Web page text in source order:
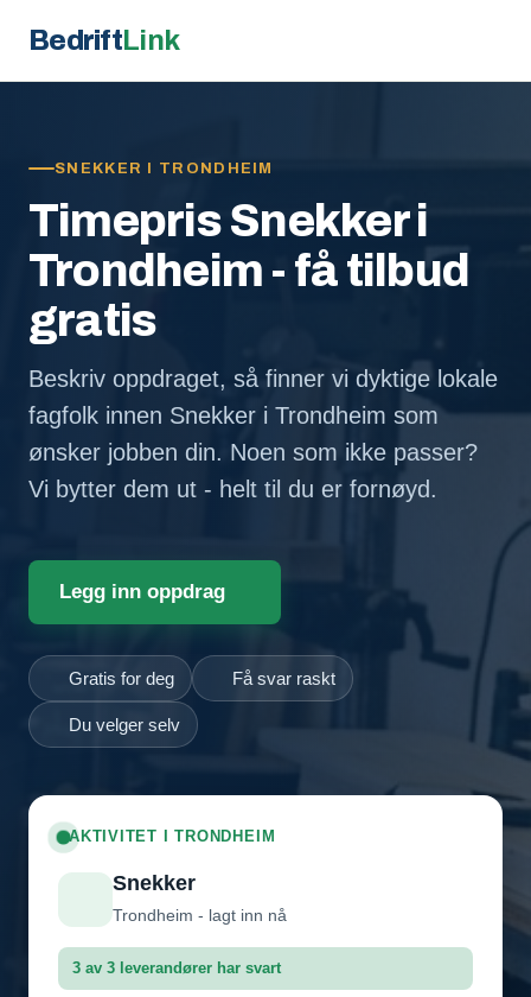
BedriftLink
SNEKKER I TRONDHEIM
Timepris Snekker i
Trondheim - få tilbud
gratis
Beskriv oppdraget, så finner vi dyktige lokale
fagfolk innen Snekker i Trondheim som
ønsker jobben din. Noen som ikke passer?
Vi bytter dem ut - helt til du er fornøyd.
Legg inn oppdrag
Gratis for deg Få svar raskt
Du velger selv
AKTIVITET I TRONDHEIM
Snekker
Trondheim - lagt inn nå
3 av 3 leverandører har svart